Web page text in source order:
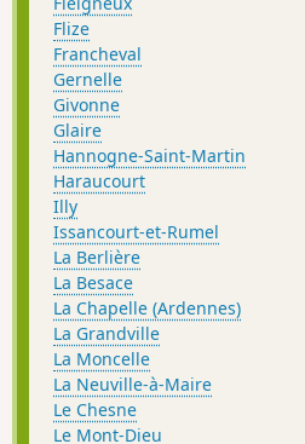
Flize
Francheval
Gernelle
Givonne
Glaire
Hannogne-Saint-Martin
Haraucourt
Illy
Issancourt-et-Rumel
La Berlière
La Besace
La Chapelle (Ardennes)
La Grandville
La Moncelle
La Neuville-à-Maire
Le Chesne
Le Mont-Dieu